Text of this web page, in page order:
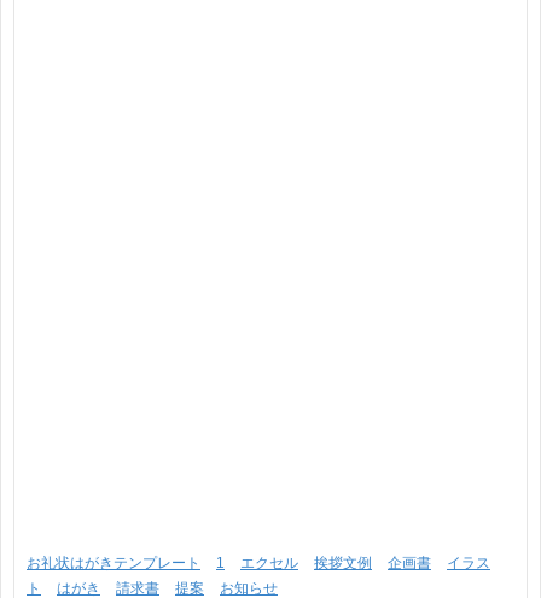
お礼状はがきテンプレート 1 エクセル 挨拶文例 企画書
イラス
ト
はがき 請求書 提案 お知らせ